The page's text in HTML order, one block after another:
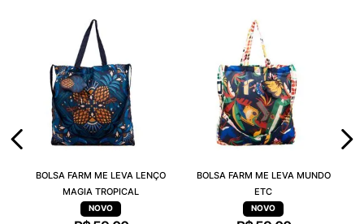
BOLSA FARM ME LEVA LENÇO
MAGIA TROPICAL
BOLSA FARM ME LEVA MUNDO
ETC